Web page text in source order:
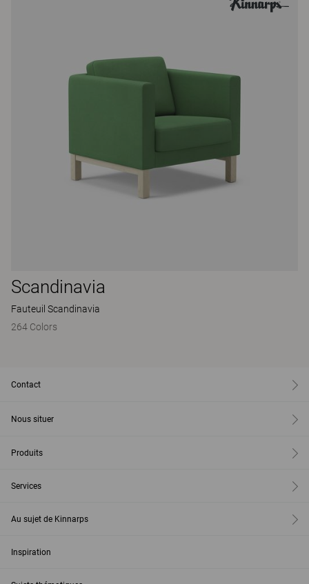
Scandinavia
Fauteuil Scandinavia
264 Colors
Contact
Nous situer
Produits
Services
Au sujet de Kinnarps
Inspiration